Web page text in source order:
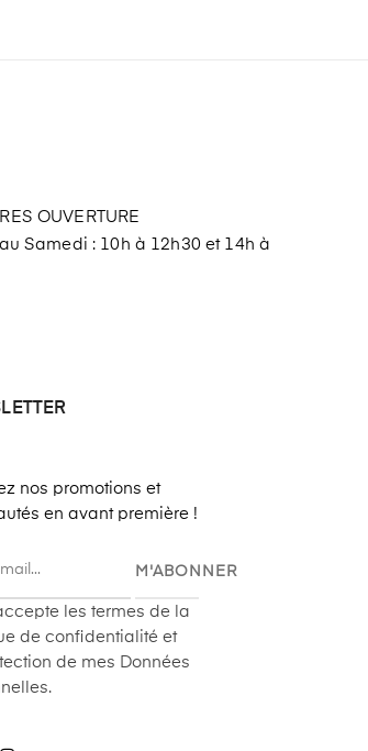
OUVERTURE
Samedi : 10h à 12h30 et 14h à
nos promotions et
en avant première !
M'ABONNER
les termes de la
de confidentialité et
de mes Données